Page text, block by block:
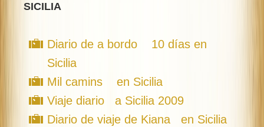
SICILIA
Diario de a bordo 10 días en
Sicilia
Mil camins en Sicilia
Viaje diario a Sicilia 2009
Diario de viaje de Kiana en Sicilia